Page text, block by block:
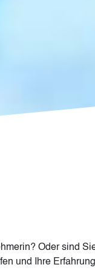
Oder sind
und Ihre